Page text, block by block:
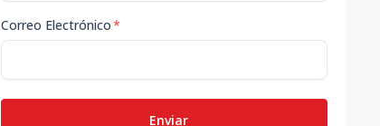
Correo Electrónico*
Enviar